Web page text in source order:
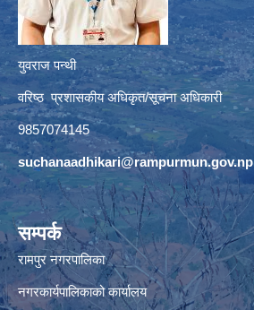
युवराज पन्थी
वरिष्ठ प्रशासकीय अधिकृत/सूचना अधिकारी
9857074145
suchanaadhikari@rampurmun.gov.np
सम्पर्क
रामपुर नगरपालिका
नगरकार्यपालिकाको कार्यालय